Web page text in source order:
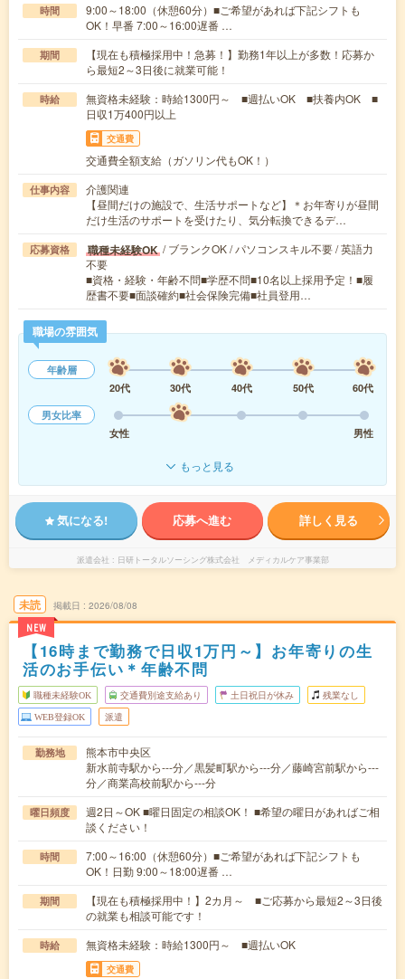
時間
9:00～18:00（休憩60分）■ご希望があれば下記シフトも
OK！早番 7:00～16:00遅番 …
期間
【現在も積極採用中！急募！】勤務1年以上が多数！応募か
ら最短2～3日後に就業可能！
時給
無資格未経験：時給1300円～ ■週払いOK ■扶養内OK ■
日収1万400円以上
交通費
交通費全額支給（ガソリン代もOK！）
仕事内容
介護関連
【昼間だけの施設で、生活サポートなど】＊お年寄りが昼間
だけ生活のサポートを受けたり、気分転換できるデ…
応募資格 職種未経験OK / ブランクOK / パソコンスキル不要 / 英語力
不要
■資格・経験・年齢不問■学歴不問■10名以上採用予定！■履
歴書不要■面談確約■社会保険完備■社員登用…
職場の雰囲気
年齢層
20代
30代 40代 50代
60代
男女比率
女性
男性
もっと見る
気になる! 応募へ進む 詳しく見る
派遣会社 日研トータルソーシング株式会社 メディカルケア事業部
未読
NEW
掲載日 2026/08/08
【16時まで勤務で日収1万円～】お年寄りの生
活のお手伝い＊年齢不問
職種未経験OK 交通費別途支給あり 土日祝日が休み 残業なし
WEB登録OK 派遣
勤務地
熊本市中央区
新水前寺駅から---分／黒髪町駅から---分／藤崎宮前駅から---
分／商業高校前駅から---分
曜日頻度
週2日～OK ■曜日固定の相談OK！ ■希望の曜日があればご相
談ください！
時間
7:00～16:00（休憩60分）■ご希望があれば下記シフトも
OK！日勤 9:00～18:00遅番 …
期間
【現在も積極採用中！】2カ月～ ■ご応募から最短2～3日後
の就業も相談可能です！
時給 無資格未経験：時給1300円～ ■週払いOK
交通費